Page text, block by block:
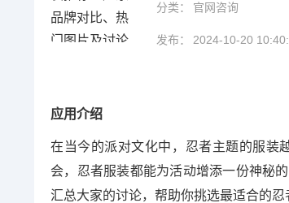
分类： 官网咨询
发布： 2024-10-20
应用介绍
在当今的派对文化中，忍者主题的服装
会，忍者服装都能为活动增添一份神秘
汇总大家的讨论，帮助你挑选最适合的忍